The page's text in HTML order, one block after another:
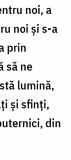
noi, a
noi şi s-a
prin
să ne
lumină,
şi sfinţi,
din